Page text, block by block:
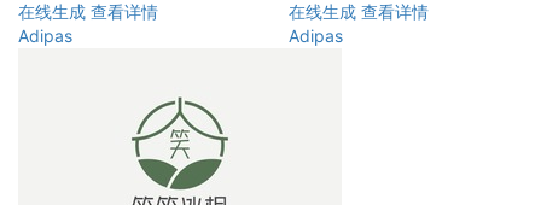
在线生成 查看详情
Adipas
在线生成 查看详情
Adipas